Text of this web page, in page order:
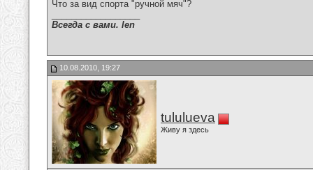
Что за вид спорта "ручной мяч"?
Всегда с вами. len
10.08.2010, 19:27
tululueva
Живу я здесь